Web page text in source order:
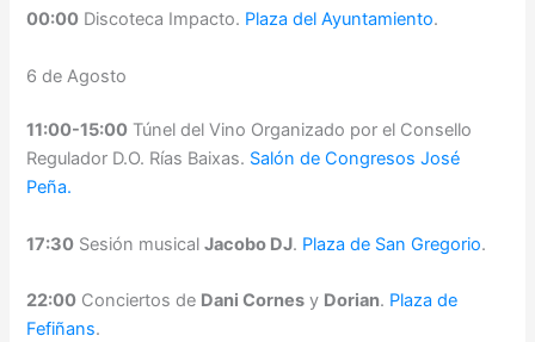
00:00 Discoteca Impacto. Plaza del Ayuntamiento.
6 de Agosto
11:00-15:00 Túnel del Vino Organizado por el Consello
Regulador D.O. Rías Baixas. Salón de Congresos José
Peña.
17:30 Sesión musicalJacobo DJ. Plaza de San Gregorio.
22:00 Conciertos de Dani Cornes y Dorian. Plaza de
Fefiñans.